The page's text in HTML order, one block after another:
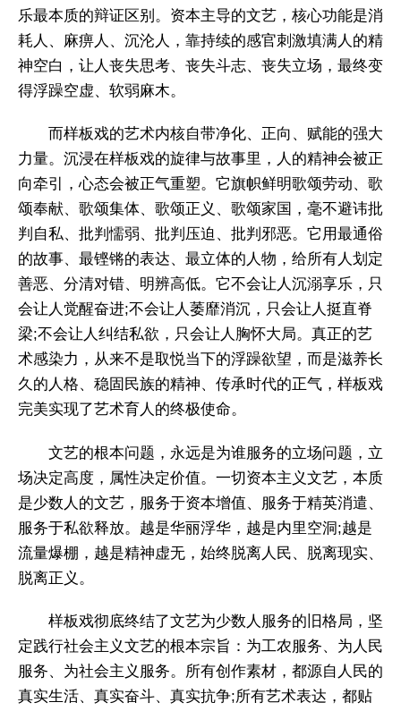
乐最本质的辩证区别。资本主导的文艺，核心功能是消
耗人、麻痹人、沉沦人，靠持续的感官刺激填满人的精
神空白，让人丧失思考、丧失斗志、丧失立场，最终变
得浮躁空虚、软弱麻木。
而样板戏的艺术内核自带净化、正向、赋能的强大
力量。沉浸在样板戏的旋律与故事里，人的精神会被正
向牵引，心态会被正气重塑。它旗帜鲜明歌颂劳动、歌
颂奉献、歌颂集体、歌颂正义、歌颂家国，毫不避讳批
判自私、批判懦弱、批判压迫、批判邪恶。它用最通俗
的故事、最铿锵的表达、最立体的人物，给所有人划定
善恶、分清对错、明辨高低。它不会让人沉溺享乐，只
会让人觉醒奋进;不会让人萎靡消沉，只会让人挺直脊
梁;不会让人纠结私欲，只会让人胸怀大局。真正的艺
术感染力，从来不是取悦当下的浮躁欲望，而是滋养长
久的人格、稳固民族的精神、传承时代的正气，样板戏
完美实现了艺术育人的终极使命。
文艺的根本问题，永远是为谁服务的立场问题，立
场决定高度，属性决定价值。一切资本主义文艺，本质
是少数人的文艺，服务于资本增值、服务于精英消遣、
服务于私欲释放。越是华丽浮华，越是内里空洞;越是
流量爆棚，越是精神虚无，始终脱离人民、脱离现实、
脱离正义。
样板戏彻底终结了文艺为少数人服务的旧格局，坚
定践行社会主义文艺的根本宗旨：为工农服务、为人民
服务、为社会主义服务。所有创作素材，都源自人民的
真实生活、真实奋斗、真实抗争;所有艺术表达，都贴